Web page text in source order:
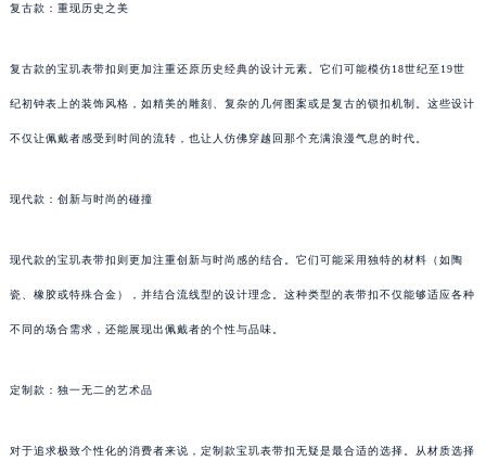
复古款：重现历史之美
复古款的宝玑表带扣则更加注重还原历史经典的设计元素。它们可能模仿18世纪至19世
纪初钟表上的装饰风格，如精美的雕刻、复杂的几何图案或是复古的锁扣机制。这些设计
不仅让佩戴者感受到时间的流转，也让人仿佛穿越回那个充满浪漫气息的时代。
现代款：创新与时尚的碰撞
现代款的宝玑表带扣则更加注重创新与时尚感的结合。它们可能采用独特的材料（如陶
瓷、橡胶或特殊合金），并结合流线型的设计理念。这种类型的表带扣不仅能够适应各种
不同的场合需求，还能展现出佩戴者的个性与品味。
定制款：独一无二的艺术品
对于追求极致个性化的消费者来说，定制款宝玑表带扣无疑是最合适的选择。从材质选择